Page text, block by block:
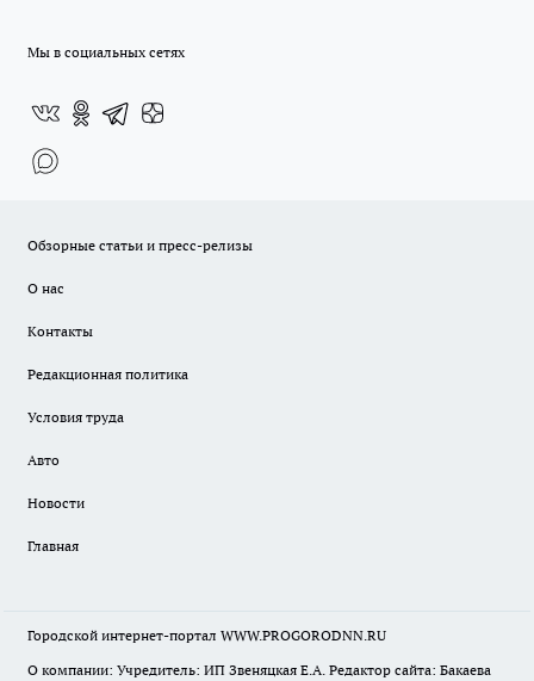
Мы в социальных сетях
Обзорные статьи и пресс-релизы
О нас
Контакты
Редакционная политика
Условия труда
Авто
Новости
Главная
Городской интернет-портал WWW.PROGORODNN.RU
О компании: Учредитель: ИП Звеняцкая Е.А. Редактор сайта: Бакаева